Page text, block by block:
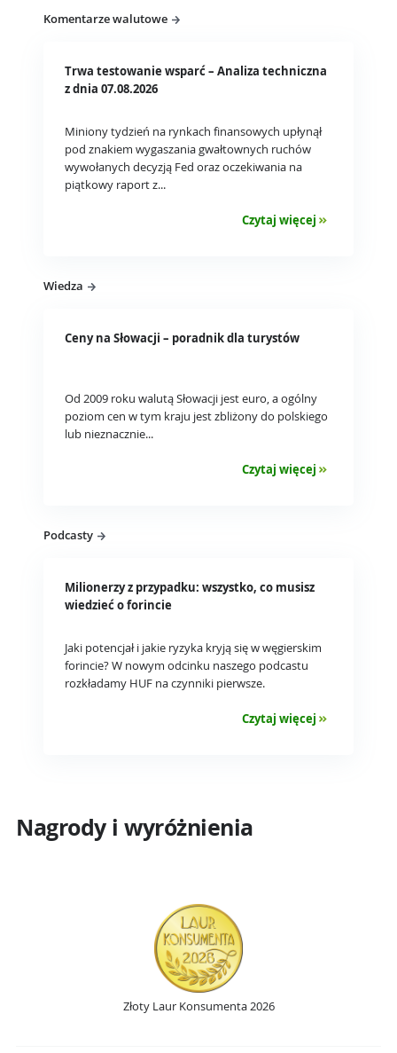
Komentarze walutowe
Trwa testowanie wsparć – Analiza techniczna
z dnia 07.08.2026
Miniony tydzień na rynkach finansowych upłynął
pod znakiem wygaszania gwałtownych ruchów
wywołanych decyzją Fed oraz oczekiwania na
piątkowy raport z...
Czytaj więcej
Wiedza
Ceny na Słowacji – poradnik dla turystów
Od 2009 roku walutą Słowacji jest euro, a ogólny
poziom cen w tym kraju jest zbliżony do polskiego
lub nieznacznie...
Czytaj więcej
Podcasty
Milionerzy z przypadku: wszystko, co musisz
wiedzieć o forincie
Jaki potencjał i jakie ryzyka kryją się w węgierskim
forincie? W nowym odcinku naszego podcastu
rozkładamy HUF na czynniki pierwsze.
Czytaj więcej
Nagrody i wyróżnienia
Złoty Laur Konsumenta 2026